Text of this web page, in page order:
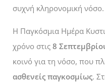
συχνή κληρονομική νόσο.
Η Παγκόσμια Ημέρα
χρόνο στις 8
κοινό για τη νόσο, που
ασθενείς παγκοσμίως.